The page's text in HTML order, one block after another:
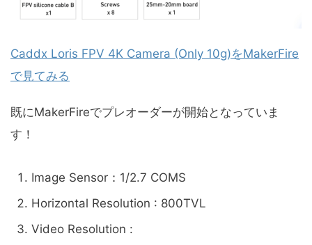
Caddx Loris FPV 4K Camera (Only 10g)をMakerFire
で見てみる
既にMakerFireでプレオーダーが開始となっていま
す！
Image Sensor：1/2.7 COMS
Horizontal Resolution : 800TVL
Video Resolution :